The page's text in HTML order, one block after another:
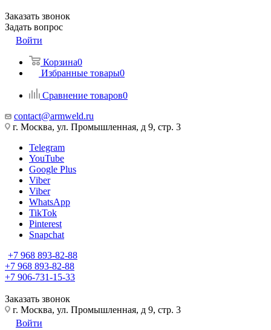
Заказать звонок
Задать вопрос
Войти
Корзина0
Избранные товары0
Сравнение товаров0
contact@armweld.ru
г. Москва, ул. Промышленная, д 9, стр. 3
Telegram
YouTube
Google Plus
Viber
Viber
WhatsApp
TikTok
Pinterest
Snapchat
+7 968 893-82-88
+7 968 893-82-88
+7 906-731-15-33
Заказать звонок
г. Москва, ул. Промышленная, д 9, стр. 3
Войти